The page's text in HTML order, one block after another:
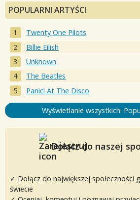
POPULARNI ARTYŚCI
Twenty One Pilots
Billie Eilish
Unknown
The Beatles
Panic! At The Disco
Wyświetlanie wszystkich:
Dołącz do naszej
✓ Dołącz do największej społeczności
świecie